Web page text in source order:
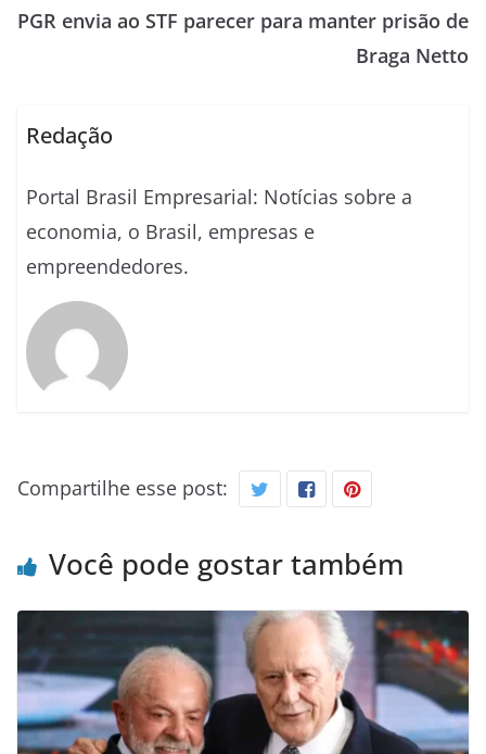
PGR envia ao STF parecer para manter prisão de
Braga Netto
Redação
Portal Brasil Empresarial: Notícias sobre a
economia, o Brasil, empresas e
empreendedores.
Compartilhe esse post:
Você pode gostar também